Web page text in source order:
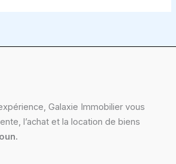
Galaxie Immobilier vous
l’achat et la location de biens